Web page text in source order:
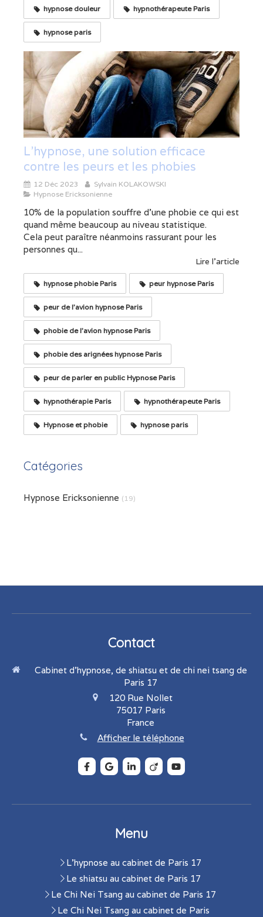
hypnose douleur hypnothérapeute Paris
hypnose paris
L'hypnose, une solution efficace
contre les peurs et les phobies
12 Déc 2023
Sylvain KOLAKOWSKI
Hypnose Ericksonienne
10% de la population souffre d’une phobie ce qui est
quand même beaucoup au niveau statistique.
Cela peut paraître néanmoins rassurant pour les
personnes qu...
Lire l'article
hypnose phobie Paris peur hypnose Paris
peur de l'avion hypnose Paris
phobie de l'avion hypnose Paris
phobie des arignées hypnose Paris
peur de parler en public Hypnose Paris
hypnothérapie Paris hypnothérapeute Paris
Hypnose et phobie hypnose paris
Catégories
Hypnose Ericksonienne (19)
Contact
Cabinet d'hypnose, de shiatsu et de chi nei tsang de
Paris 17
120 Rue Nollet
75017 Paris
France
Afficher le téléphone
Menu
L'hypnose au cabinet de Paris 17
Le shiatsu au cabinet de Paris 17
Le Chi Nei Tsang au cabinet de Paris 17
Le Chi Nei Tsang au cabinet de Paris